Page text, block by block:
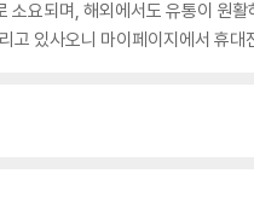
요되며, 해외에서도 유통이 원
고 있사오니 마이페이지에서 휴